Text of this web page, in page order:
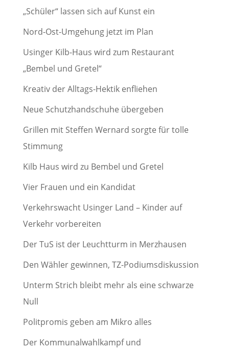
„Schüler“ lassen sich auf Kunst ein
Nord-Ost-Umgehung jetzt im Plan
Usinger Kilb-Haus wird zum Restaurant
„Bembel und Gretel“
Kreativ der Alltags-Hektik enfliehen
Neue Schutzhandschuhe übergeben
Grillen mit Steffen Wernard sorgte für tolle
Stimmung
Kilb Haus wird zu Bembel und Gretel
Vier Frauen und ein Kandidat
Verkehrswacht Usinger Land – Kinder auf
Verkehr vorbereiten
Der TuS ist der Leuchtturm in Merzhausen
Den Wähler gewinnen, TZ-Podiumsdiskussion
Unterm Strich bleibt mehr als eine schwarze
Null
Politpromis geben am Mikro alles
Der Kommunalwahlkampf und